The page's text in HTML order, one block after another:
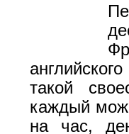
такой
каждый
на час,